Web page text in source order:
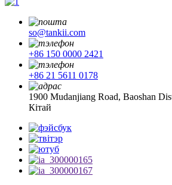
so@tankii.com
+86 150 0000 2421
+86 21 5611 0178
1900 Mudanjiang Road, Baoshan
Кітай